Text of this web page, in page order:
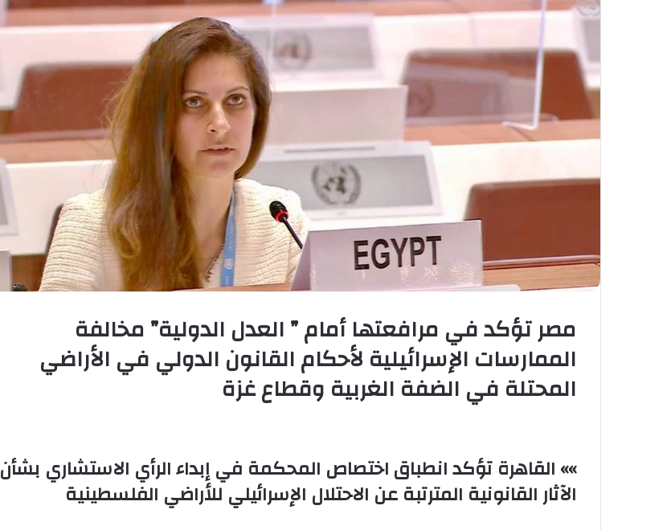
مصر تؤكد في مرافعتها أمام ” العدل الدولية” مخالفة
الممارسات الإسرائيلية لأحكام القانون الدولي في الأراضي
المحتلة في الضفة الغربية وقطاع غزة
»» القاهرة تؤكد انطباق اختصاص المحكمة في إبداء الرأي الاستشاري بشأن
الآثار القانونية المترتبة عن الاحتلال الإسرائيلي للأراضي الفلسطينية